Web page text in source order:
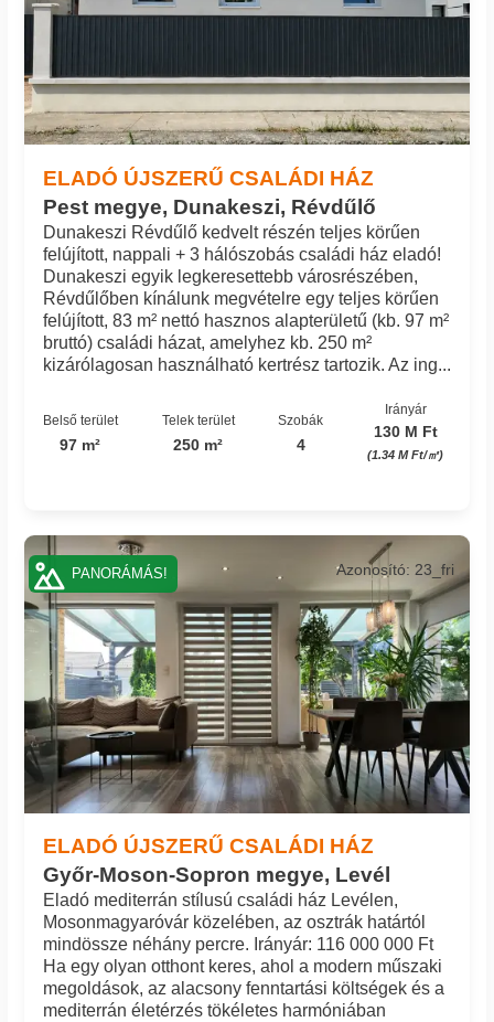
ELADÓ ÚJSZERŰ CSALÁDI HÁZ
Pest megye, Dunakeszi, Révdűlő
Dunakeszi Révdűlő kedvelt részén teljes körűen
felújított, nappali + 3 hálószobás családi ház eladó!
Dunakeszi egyik legkeresettebb városrészében,
Révdűlőben kínálunk megvételre egy teljes körűen
felújított, 83 m² nettó hasznos alapterületű (kb. 97 m²
bruttó) családi házat, amelyhez kb. 250 m²
kizárólagosan használható kertrész tartozik. Az ing...
Belső terület
97 m²
Telek terület
250 m²
Szobák
4
Irányár
130 M Ft
(1.34 M Ft/㎡)
ELADÓ ÚJSZERŰ CSALÁDI HÁZ
Győr-Moson-Sopron megye, Levél
Azonosító: 23_fri
Eladó mediterrán stílusú családi ház Levélen,
Mosonmagyaróvár közelében, az osztrák határtól
mindössze néhány percre. Irányár: 116 000 000 Ft
Ha egy olyan otthont keres, ahol a modern műszaki
megoldások, az alacsony fenntartási költségek és a
mediterrán életérzés tökéletes harmóniában
PANORÁMÁS!